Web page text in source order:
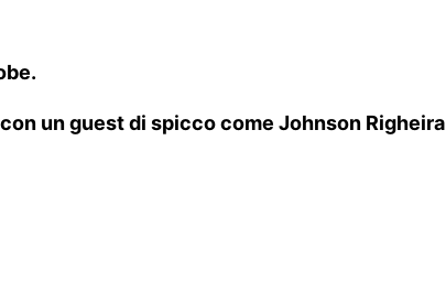
un guest di spicco come Johnson Righeira